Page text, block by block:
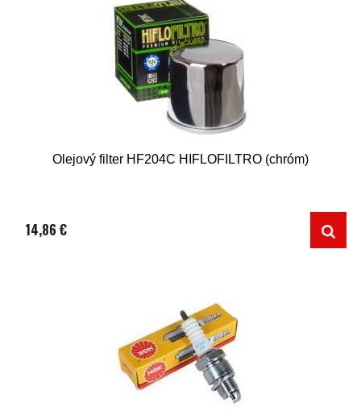
Olejový filter HF204C HIFLOFILTRO (chróm)
14,86 €